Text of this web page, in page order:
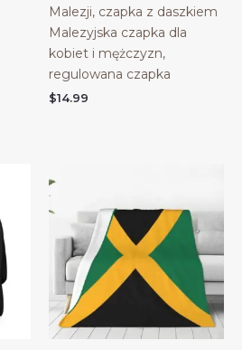
Malezji, czapka z daszkiem
Malezyjska czapka dla
kobiet i mężczyzn,
regulowana czapka
$14.99